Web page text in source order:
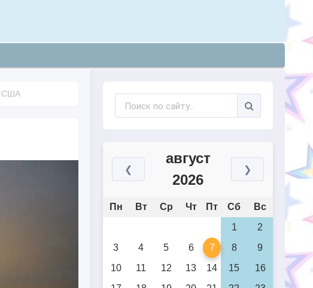
США
❮
август
2026
❯
Пн Вт Ср Чт Пт Сб
Вс
1
2
3
4 5 6 7 8
9
10
11 12 13 14 15
16